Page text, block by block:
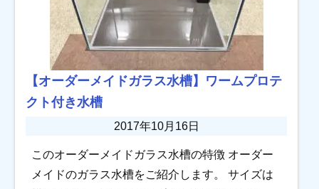
【オーダーメイドガラス水槽】ワームプロテ
クト付き水槽
2017年10月16日
このオーダーメイドガラス水槽の特徴 オーダー
メイドのガラス水槽をご紹介します。 サイズは